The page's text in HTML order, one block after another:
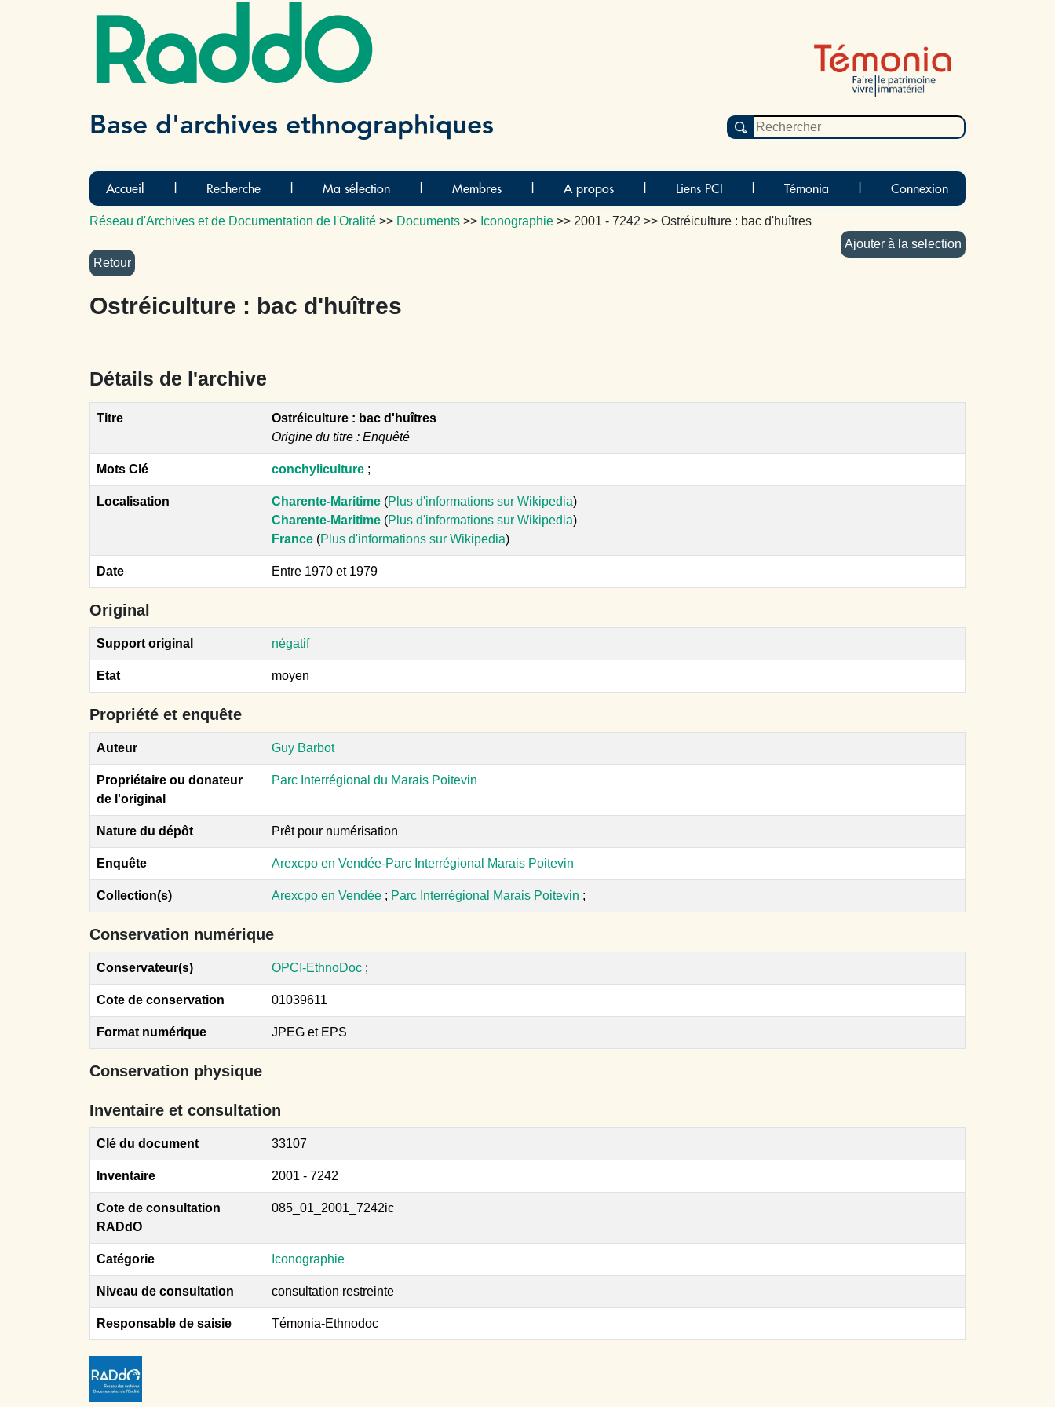
RaddO
Base d'archives ethnographiques
Accueil Recherche Ma sélection Membres A propos Liens PCI Témonia Connexion
Réseau d'Archives et de Documentation de l'Oralité >> Documents >> Iconographie >> 2001 - 7242 >> Ostréiculture : bac d'huîtres
Ajouter à la selection
Ostréiculture : bac d'huîtres
Détails de l'archive
Titre
Ostréiculture : bac d'huîtres
Origine du titre : Enquêté
Mots Clé conchyliculture ;
Localisation Charente-Maritime (Plus d'informations sur Wikipedia)
Charente-Maritime (Plus d'informations sur Wikipedia)
France (Plus d'informations sur Wikipedia)
Date Entre 1970 et 1979
Original
Support original négatif
Etat moyen
Propriété et enquête
Auteur Guy Barbot
Propriétaire ou donateur
de l'original
Parc Interrégional du Marais Poitevin
Nature du dépôt Prêt pour numérisation
Enquête Arexcpo en Vendée-Parc Interrégional Marais Poitevin
Collection(s) Arexcpo en Vendée ; Parc Interrégional Marais Poitevin ;
Conservation numérique
Conservateur(s) OPCI-EthnoDoc ;
Cote de conservation 01039611
Format numérique JPEG et EPS
Conservation physique
Inventaire et consultation
Clé du document 33107
Inventaire 2001 - 7242
Cote de consultation
RADdO
085_01_2001_7242ic
Catégorie Iconographie
Niveau de consultation consultation restreinte
Responsable de saisie Témonia-Ethnodoc